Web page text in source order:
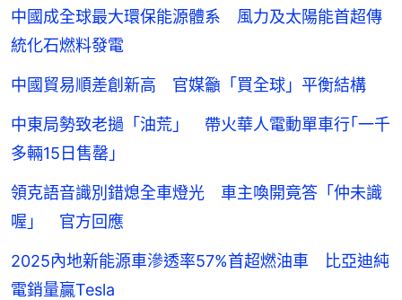
中國成全球最大環保能源體系 風力及太陽能首超傳
統化石燃料發電
中國貿易順差創新高 官媒籲「買全球」平衡結構
中東局勢致老撾「油荒」 帶火華人電動單車行｢一千
多輛15日售罄｣
領克語音識別錯熄全車燈光 車主喚開竟答「仲未識
喔」 官方回應
2025內地新能源車滲透率57%首超燃油車 比亞迪純
電銷量贏Tesla